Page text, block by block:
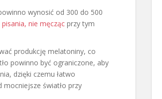
wynosić od 300 do 500
nie męcząc przy tym
produkcję melatoniny, co
powinno być ograniczone, aby
dzięki czemu łatwo
światło przy